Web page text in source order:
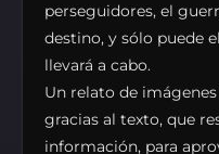
perseguidores, el
destino, y sólo puede
llevará a cabo.
Un relato de
gracias al texto, que
información, para